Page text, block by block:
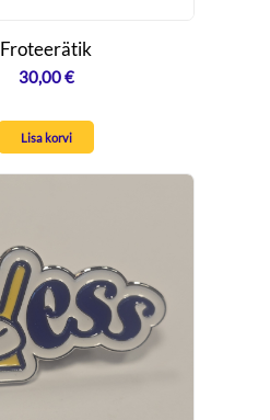
Froteerätik
30,00€
Lisa korvi